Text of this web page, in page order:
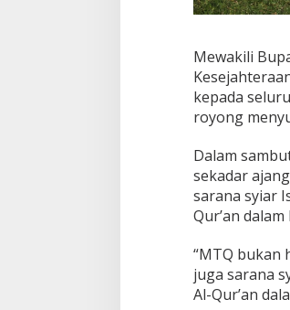
Mewakili
kepada
royong
Dalam
sekadar
sarana syiar
Qur’an
“MTQ bukan
juga sarana
Al-Qur’an